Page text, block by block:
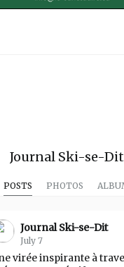
Journal Ski-se-Dit
POSTS PHOTOS
Journal Ski-se-Dit
July 7
virée inspirante à